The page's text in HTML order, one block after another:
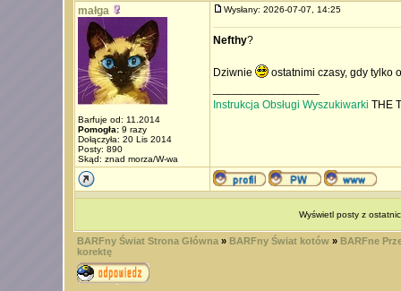
małga
Barfuje od: 11.2014
Pomogła:9 razy
Dołączyła: 20 Lis 2014
Posty: 890
Skąd: znad morza/W-wa
Wysłany: 2026-07-07, 14:25
Nefthy?
Dziwnie
ostatnimi czasy, gdy tylko
Instrukcja Obsługi Wyszukiwarki THE
Wyświetl posty z
BARFny Świat Strona Główna» BARFny Świat kotów» BARFne
korektę